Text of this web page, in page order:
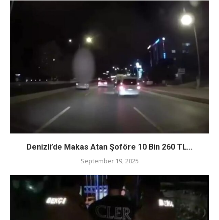
Denizli’de Makas Atan Şoföre 10 Bin 260 TL...
September 19, 2025